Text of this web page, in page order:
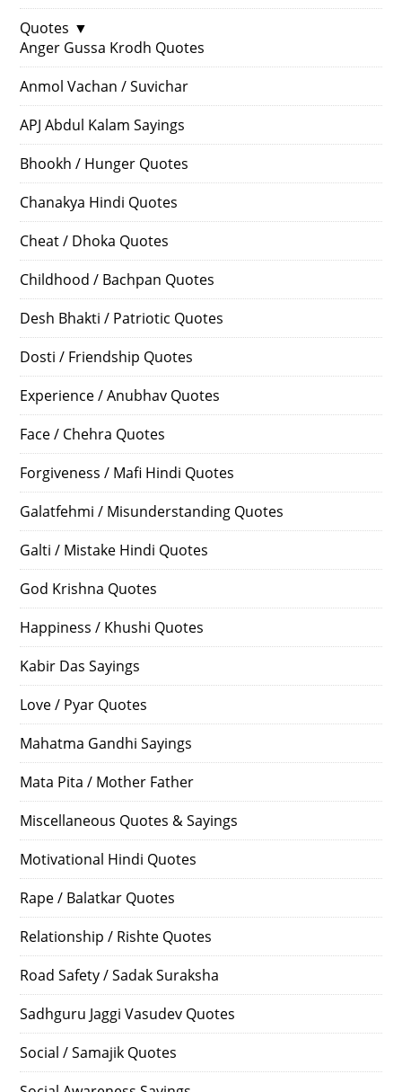
Quotes ▼
Anger Gussa Krodh Quotes
Anmol Vachan / Suvichar
APJ Abdul Kalam Sayings
Bhookh / Hunger Quotes
Chanakya Hindi Quotes
Cheat / Dhoka Quotes
Childhood / Bachpan Quotes
Desh Bhakti / Patriotic Quotes
Dosti / Friendship Quotes
Experience / Anubhav Quotes
Face / Chehra Quotes
Forgiveness / Mafi Hindi Quotes
Galatfehmi / Misunderstanding Quotes
Galti / Mistake Hindi Quotes
God Krishna Quotes
Happiness / Khushi Quotes
Kabir Das Sayings
Love / Pyar Quotes
Mahatma Gandhi Sayings
Mata Pita / Mother Father
Miscellaneous Quotes & Sayings
Motivational Hindi Quotes
Rape / Balatkar Quotes
Relationship / Rishte Quotes
Road Safety / Sadak Suraksha
Sadhguru Jaggi Vasudev Quotes
Social / Samajik Quotes